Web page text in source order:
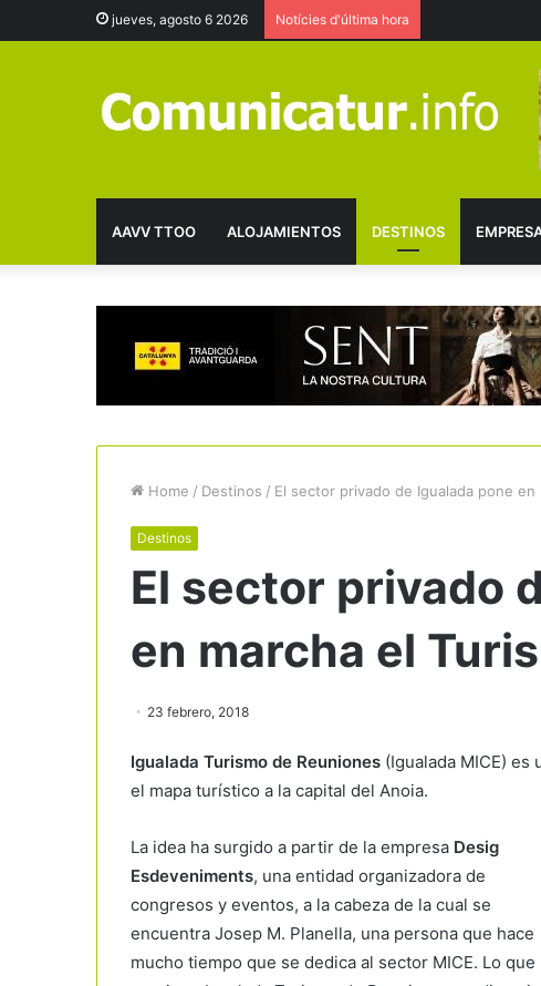
jueves, agosto 6 2026 Notícies d'última hora
AAVV TTOO ALOJAMIENTOS DESTINOS
Home / Destinos / El sector privado de Igualada pone
Destinos
El sector privado
en marcha el
23 febrero, 2018
Igualada Turismo de Reuniones (Igualada MICE)
el mapa turístico a la capital del Anoia.
La idea ha surgido a partir de la empresa Desig
Esdeveniments, una entidad organizadora de
congresos y eventos, a la cabeza de la cual se
encuentra Josep M. Planella, una persona que hace
mucho tiempo que se dedica al sector MICE. Lo que